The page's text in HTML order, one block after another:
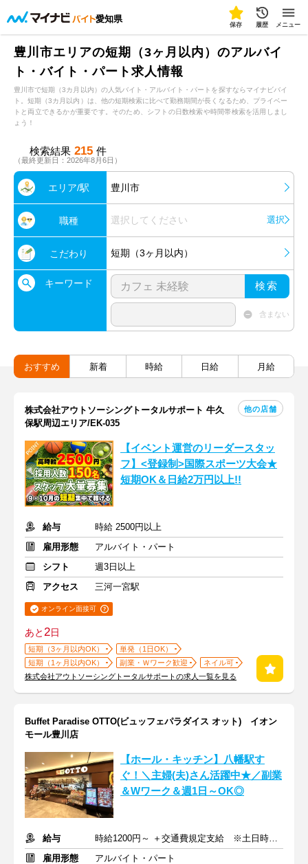
愛知県
保存 履歴 メニュー
豊川市エリアの短期（3ヶ月以内）のアルバイ
ト・バイト・パート求人情報
豊川市で短期（3カ月以内）の人気バイト・アルバイト・パートを探すならマイナビバイ
ト。短期（3カ月以内）は、他の短期検索に比べて勤務期間が長くなるため、プライベー
トと両立できるかが重要です。そのため、シフトの日数検索や時間帯検索を活用しまし
ょう！
検索結果 215 件
（最終更新日：2026年8月6日）
エリア/駅 豊川市
職種 選択してください 選択
こだわり 短期（3ヶ月以内）
キーワード 検索
含まない
おすすめ 新着 時給 日給 月給
株式会社アウトソーシングトータルサポート 牛久
保駅周辺エリア/EK-035
他の店舗
【イベント運営のリーダースタッ
フ】<登録制>国際スポーツ大会★
短期OK＆日給2万円以上!!
給与
時給 2500円以上
雇用形態
アルバイト・パート
シフト
週3日以上
アクセス
三河一宮駅
オンライン面接可
あと2日
短期（3ヶ月以内OK）
単発（1日OK）
短期（1ヶ月以内OK）
副業・Ｗワーク歓迎
ネイル可
株式会社アウトソーシングトータルサポートの求人一覧を見る
Buffet Paradise OTTO(ビュッフェパラダイス オット) イオン
モール豊川店
【ホール・キッチン】八幡駅す
ぐ！＼主婦(夫)さん活躍中★／副業
＆Wワーク＆週1日～OK◎
給与
時給1200円～ ＋交通費規定支給 ※土日時給1300円～
雇用形態
アルバイト・パート